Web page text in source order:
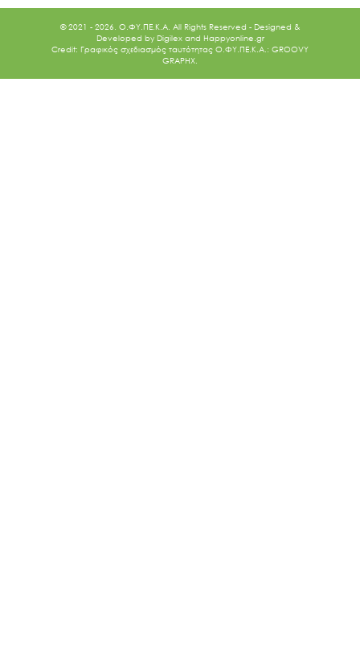
© 2021 - 2026. O.ΦΥ.ΠΕ.Κ.Α. All Rights Reserved - Designed &
Developed by Digilex and Happyonline.gr
Credit: Γραφικός σχεδιασμός ταυτότητας Ο.ΦΥ.ΠΕ.Κ.Α.: GROOVY
GRAPHX.